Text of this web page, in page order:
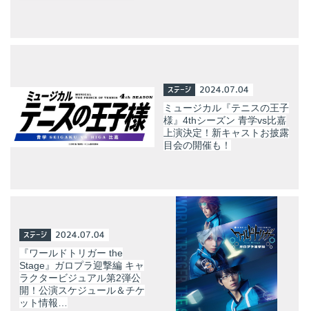
ステージ 2024.07.04
ミュージカル『テニスの王子
様』4thシーズン 青学vs比嘉
上演決定！新キャストお披露
目会の開催も！
ステージ 2024.07.04
『ワールドトリガー the
Stage』ガロプラ迎撃編 キャ
ラクタービジュアル第2弾公
開！公演スケジュール＆チケ
ット情報…